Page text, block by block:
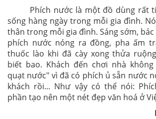
Phích nước là một đồ dùng rất
sống hàng ngày trong mỗi gia đình.
thân trong mỗi gia đình. Sáng sớm,
phích nước nóng ra đồng, pha ấm
thuốc lào khi đã cày xong thửa
biết bao. Khách đến chơi nhà
quạt nước" vì đã có phích ủ sẵn nước
khách rồi... Như vậy có thể nói:
phần tạo nên một nét đẹp văn hoá ở